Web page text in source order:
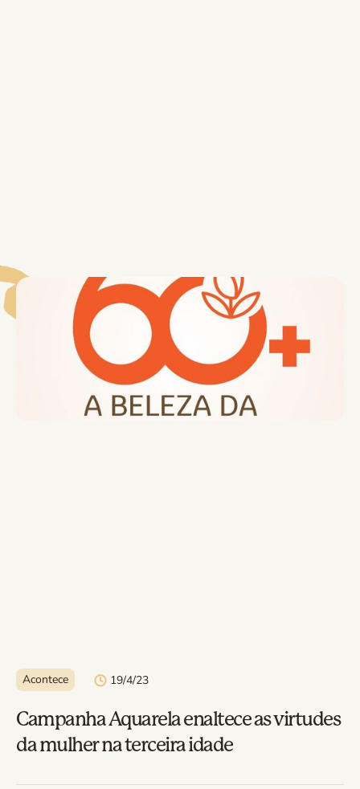
Acontece 19/4/23
Campanha Aquarela enaltece as virtudes
da mulher na terceira idade